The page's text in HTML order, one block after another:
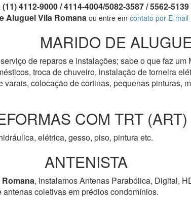
(11) 4112-9000 / 4114-4004/5082-3587 / 5562-
Aluguel Vila Romanaou entre em contato por E-mail
MARIDO DE
de reparos e instalações; sabe o que faz
troca de chuveiro, instalação de torneira
colocação de cortinas, pequenas pinturas,
COM TRT (ART)
elétrica, gesso, piso, pintura etc.
ANTENISTA
Romana, Instalamos Antenas Parabólica, Digital,
coletivas em prédios condomínios.